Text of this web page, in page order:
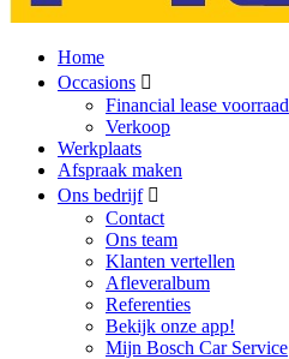
Home
Occasions
Financial lease voorraad
Verkoop
Werkplaats
Afspraak maken
Ons bedrijf
Contact
Ons team
Klanten vertellen
Afleveralbum
Referenties
Bekijk onze app!
Mijn Bosch Car Service